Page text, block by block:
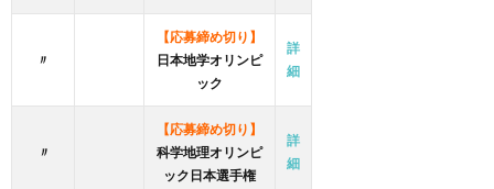
〃
【応募締め切り】
日本地学オリンピ
ック
詳
細
〃
【応募締め切り】
科学地理オリンピ
ック日本選手権
詳
細